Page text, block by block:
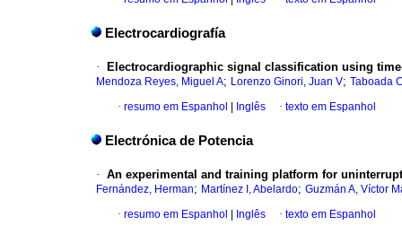
Electrocardiografía
· Electrocardiographic signal classification using
Mendoza Reyes, Miguel A; Lorenzo Ginori, Juan V; Taboada
· resumo em Espanhol Inglês · texto em Espanhol
Electrónica de Potencia
· An experimental and training platform for
Fernández, Herman; Martínez I, Abelardo; Guzmán A, Víctor
· resumo em Espanhol Inglês · texto em Espanhol